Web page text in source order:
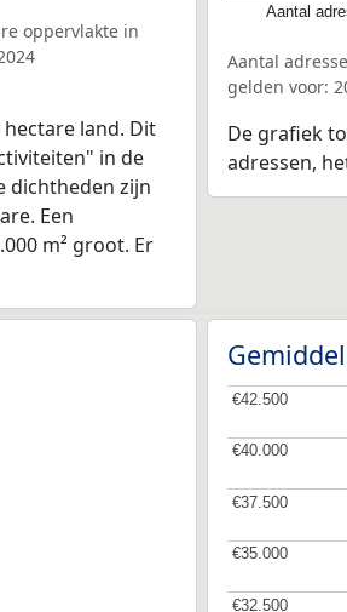
oppervlakte in
land. Dit
in de
dichtheden zijn
Een
m² groot. Er
Aantal
Aantal
gelden voor:
De grafiek
adressen,
€32.500
€32.500
€35.000
€35.000
€37.500
€37.500
€40.000
€40.000
€42.500
€42.500